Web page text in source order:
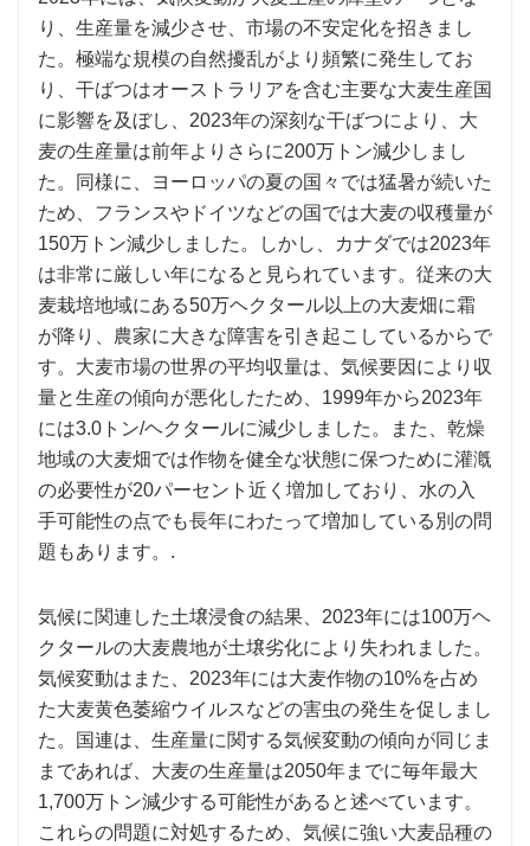
り、生産量を減少させ、市場の不安定化を招きまし
た。極端な規模の自然擾乱がより頻繁に発生してお
り、干ばつはオーストラリアを含む主要な大麦生産国
に影響を及ぼし、2023年の深刻な干ばつにより、大
麦の生産量は前年よりさらに200万トン減少しまし
た。同様に、ヨーロッパの夏の国々では猛暑が続いた
ため、フランスやドイツなどの国では大麦の収穫量が
150万トン減少しました。しかし、カナダでは2023年
は非常に厳しい年になると見られています。従来の大
麦栽培地域にある50万ヘクタール以上の大麦畑に霜
が降り、農家に大きな障害を引き起こしているからで
す。大麦市場の世界の平均収量は、気候要因により収
量と生産の傾向が悪化したため、1999年から2023年
には3.0トン/ヘクタールに減少しました。また、乾燥
地域の大麦畑では作物を健全な状態に保つために灌漑
の必要性が20パーセント近く増加しており、水の入
手可能性の点でも長年にわたって増加している別の問
題もあります。.
気候に関連した土壌浸食の結果、2023年には100万ヘ
クタールの大麦農地が土壌劣化により失われました。
気候変動はまた、2023年には大麦作物の10%を占め
た大麦黄色萎縮ウイルスなどの害虫の発生を促しまし
た。国連は、生産量に関する気候変動の傾向が同じま
まであれば、大麦の生産量は2050年までに毎年最大
1,700万トン減少する可能性があると述べています。
これらの問題に対処するため、気候に強い大麦品種の